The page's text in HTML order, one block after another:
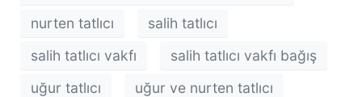
nurten tatlıcı
salih tatlıcı
salih tatlıcı vakfı
salih tatlıcı vakfı bağış
uğur tatlıcı
uğur ve nurten tatlıcı